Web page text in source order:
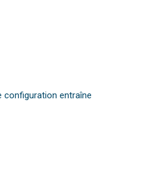
configuration entraîne